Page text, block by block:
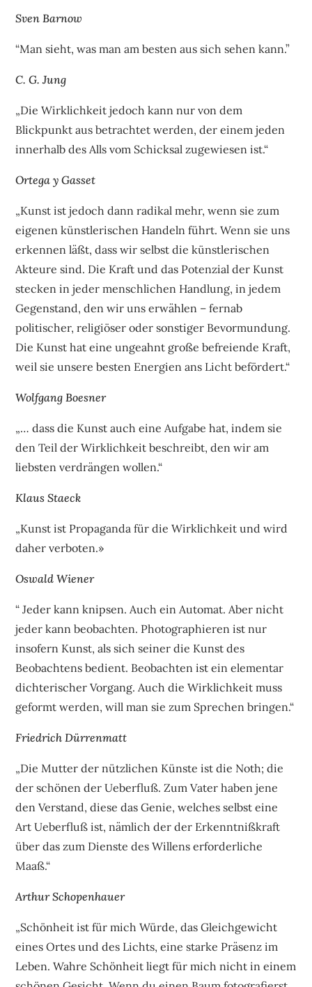
Sven Barnow
“Man sieht, was man am besten aus sich sehen kann.”
C. G. Jung
„Die Wirklichkeit jedoch kann nur von dem
Blickpunkt aus betrachtet werden, der einem jeden
innerhalb des Alls vom Schicksal zugewiesen ist.“
Ortega y Gasset
„Kunst ist jedoch dann radikal mehr, wenn sie zum
eigenen künstlerischen Handeln führt. Wenn sie uns
erkennen läßt, dass wir selbst die künstlerischen
Akteure sind. Die Kraft und das Potenzial der Kunst
stecken in jeder menschlichen Handlung, in jedem
Gegenstand, den wir uns erwählen – fernab
politischer, religiöser oder sonstiger Bevormundung.
Die Kunst hat eine ungeahnt große befreiende Kraft,
weil sie unsere besten Energien ans Licht befördert.“
Wolfgang Boesner
„… dass die Kunst auch eine Aufgabe hat, indem sie
den Teil der Wirklichkeit beschreibt, den wir am
liebsten verdrängen wollen.“
Klaus Staeck
„Kunst ist Propaganda für die Wirklichkeit und wird
daher verboten.»
Oswald Wiener
“ Jeder kann knipsen. Auch ein Automat. Aber nicht
jeder kann beobachten. Photographieren ist nur
insofern Kunst, als sich seiner die Kunst des
Beobachtens bedient. Beobachten ist ein elementar
dichterischer Vorgang. Auch die Wirklichkeit muss
geformt werden, will man sie zum Sprechen bringen.“
Friedrich Dürrenmatt
„Die Mutter der nützlichen Künste ist die Noth; die
der schönen der Ueberfluß. Zum Vater haben jene
den Verstand, diese das Genie, welches selbst eine
Art Ueberfluß ist, nämlich der der Erkenntnißkraft
über das zum Dienste des Willens erforderliche
Maaß.“
Arthur Schopenhauer
„Schönheit ist für mich Würde, das Gleichgewicht
eines Ortes und des Lichts, eine starke Präsenz im
Leben. Wahre Schönheit liegt für mich nicht in einem